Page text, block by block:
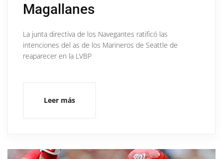
Magallanes
La junta directiva de los Navegantes ratificó las
intenciones del as de los Marineros de Seattle de
reaparecer en la LVBP
Leer más